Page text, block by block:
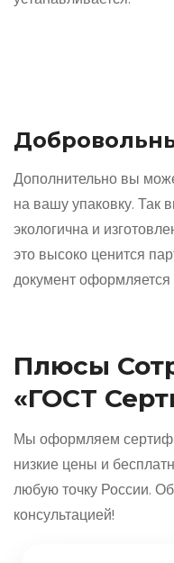
Дополнительно вы
на вашу упаковку. Так
экологична и
это высоко ценится
документ
Плюсы
«ГОСТ
Мы оформляем
низкие цены и
любую точку России.
консультацией!